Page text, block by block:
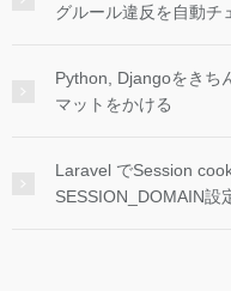
グルール違反を自動チ
Python, Djangoをきち
マットをかける
Laravel でSession
SESSION_DOMAIN設